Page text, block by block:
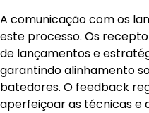
A comunicação com os
este processo. Os
de lançamentos e
garantindo alinhamento
batedores. O feedback
aperfeiçoar as técnicas e